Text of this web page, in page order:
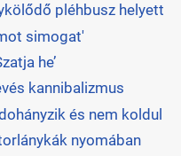
pléhbusz helyett
simogat'
he’
kannibalizmus
és nem koldul
nyomában